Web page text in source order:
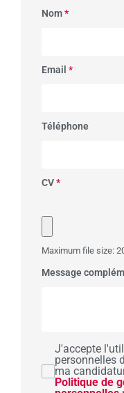
Nom*
Email *
Téléphone
CV*
Maximum file size:
Message
J'accepte
personnelles
ma
Politique de